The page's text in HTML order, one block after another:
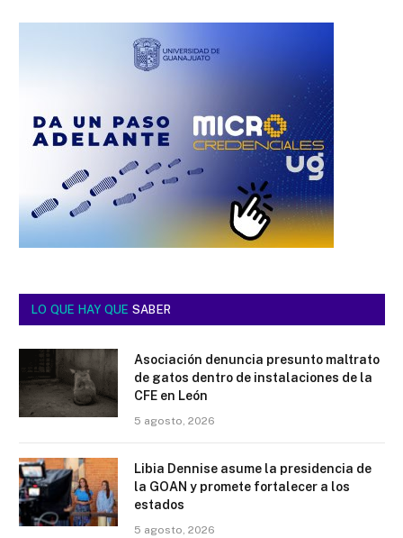
LO QUE HAY QUE SABER
Asociación denuncia presunto maltrato
de gatos dentro de instalaciones de la
CFE en León
5 agosto, 2026
Libia Dennise asume la presidencia de
la GOAN y promete fortalecer a los
estados
5 agosto, 2026